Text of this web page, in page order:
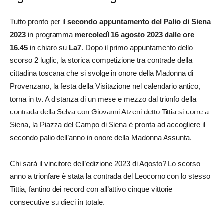
Tutto pronto per il secondo appuntamento del Palio di Siena
2023 in programma mercoledì 16 agosto 2023 dalle ore
16.45 in chiaro su La7. Dopo il primo appuntamento dello
scorso 2 luglio, la storica competizione tra contrade della
cittadina toscana che si svolge in onore della Madonna di
Provenzano, la festa della Visitazione nel calendario antico,
torna in tv. A distanza di un mese e mezzo dal trionfo della
contrada della Selva con Giovanni Atzeni detto Tittia si corre a
Siena, la Piazza del Campo di Siena è pronta ad accogliere il
secondo palio dell’anno in onore della Madonna Assunta.
Chi sarà il vincitore dell’edizione 2023 di Agosto? Lo scorso
anno a trionfare è stata la contrada del Leocorno con lo stesso
Tittia, fantino dei record con all’attivo cinque vittorie
consecutive su dieci in totale.